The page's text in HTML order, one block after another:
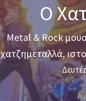
Ο
Metal & Rock
χατζημεταλλά,